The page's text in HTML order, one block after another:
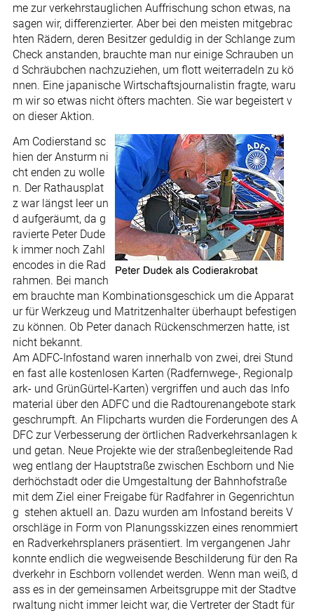
me zur verkehrstauglichen Auffrischung schon etwas, na
sagen wir, differenzierter. Aber bei den meisten mitgebrac
hten Rädern, deren Besitzer geduldig in der Schlange zum
Check anstanden, brauchte man nur einige Schrauben un
d Schräubchen nachzuziehen, um flott weiterradeln zu kö
nnen. Eine japanische Wirtschaftsjournalistin fragte, waru
m wir so etwas nicht öfters machten. Sie war begeistert v
on dieser Aktion.
Am Codierstand sc
hien der Ansturm ni
cht enden zu wolle
n. Der Rathausplat
z war längst leer un
d aufgeräumt, da g
ravierte Peter Dude
k immer noch Zahl
encodes in die Rad
rahmen. Bei manch
em brauchte man Kombinationsgeschick um die Apparat
ur für Werkzeug und Matritzenhalter überhaupt befestigen
zu können. Ob Peter danach Rückenschmerzen hatte, ist
nicht bekannt.
Am ADFC-Infostand waren innerhalb von zwei, drei Stund
en fast alle kostenlosen Karten (Radfernwege-, Regionalp
ark- und GrünGürtel-Karten) vergriffen und auch das Info
material über den ADFC und die Radtourenangebote stark
geschrumpft. An Flipcharts wurden die Forderungen des A
DFC zur Verbesserung der örtlichen Radverkehrsanlagen k
und getan. Neue Projekte wie der straßenbegleitende Rad
weg entlang der Hauptstraße zwischen Eschborn und Nie
derhöchstadt oder die Umgestaltung der Bahnhofstraße
mit dem Ziel einer Freigabe für Radfahrer in Gegenrichtun
g stehen aktuell an. Dazu wurden am Infostand bereits V
orschläge in Form von Planungsskizzen eines renommiert
en Radverkehrsplaners präsentiert. Im vergangenen Jahr
konnte endlich die wegweisende Beschilderung für den Ra
dverkehr in Eschborn vollendet werden. Wenn man weiß, d
ass es in der gemeinsamen Arbeitsgruppe mit der Stadtve
rwaltung nicht immer leicht war, die Vertreter der Stadt für